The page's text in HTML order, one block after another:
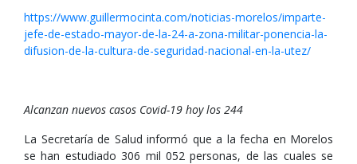
https://www.guillermocinta.com/noticias-morelos/imparte-
jefe-de-estado-mayor-de-la-24-a-zona-militar-ponencia-la-
difusion-de-la-cultura-de-seguridad-nacional-en-la-utez/
Alcanzan nuevos casos Covid-19 hoy los 244
La Secretaría de Salud informó que a la fecha en Morelos
se han estudiado 306 mil 052 personas, de las cuales se